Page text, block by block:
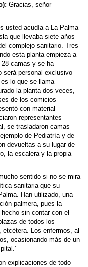
Gracias, señor
usted acudía a La Palma
que llevaba siete años
complejo sanitario. Tres
esta planta empieza a
28 camas y se ha
será personal exclusivo
lo que se llama
la planta dos veces,
de los comicios
con material
representantes
se trasladaron camas
de Pediatría y de
devueltas a su lugar de
la escalera y la propia
sentido si no se mira
sanitaria que su
Han utilizado, una
palmera, pues la
sin contar con el
de todos los
Los enfermos, al
ocasionando más de un
explicaciones de todo